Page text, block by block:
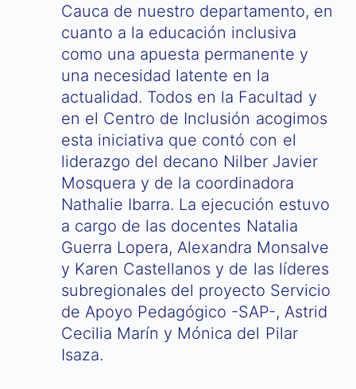
Cauca de nuestro departamento, en
cuanto a la educación inclusiva
como una apuesta permanente y
una necesidad latente en la
actualidad. Todos en la Facultad y
en el Centro de Inclusión acogimos
esta iniciativa que contó con el
liderazgo del decano Nilber Javier
Mosquera y de la coordinadora
Nathalie Ibarra. La ejecución estuvo
a cargo de las docentes Natalia
Guerra Lopera, Alexandra Monsalve
y Karen Castellanos y de las líderes
subregionales del proyecto Servicio
de Apoyo Pedagógico -SAP-, Astrid
Cecilia Marín y Mónica del Pilar
Isaza.